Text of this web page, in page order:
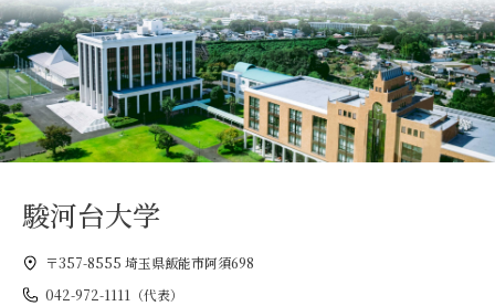
駿河台大学
〒357-8555 埼玉県飯能市阿須698
042-972-1111（代表）